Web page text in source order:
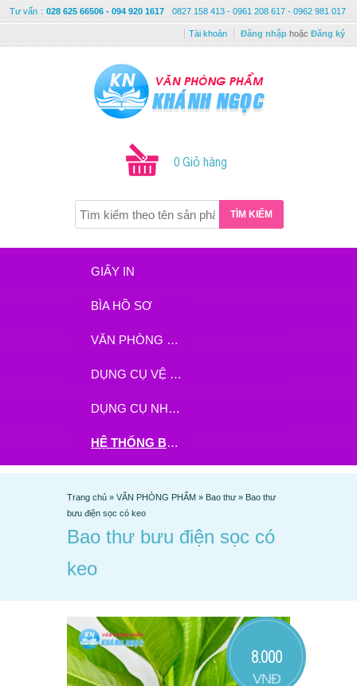
Tư vấn : 028 625 66506 - 094 920 1617 0827 158 413 - 0961 208 617 - 0962 981 017
Tài khoản Đăng nhập hoặc Đăng ký
0 Giỏ hàng
TÌM KIẾM
GIẤY IN
BÌA HỒ SƠ
VĂN PHÒNG PHẨM
DỤNG CỤ VỆ SINH
DỤNG CỤ NHÀ BẾP
HỆ THỐNG BHX - TGDĐ ĐẶT HÀNG TẠI ĐÂY
Trang chủ » VĂN PHÒNG PHẨM » Bao thư » Bao thư
bưu điện sọc có keo
Bao thư bưu điện sọc có
keo
8.000
VNĐ